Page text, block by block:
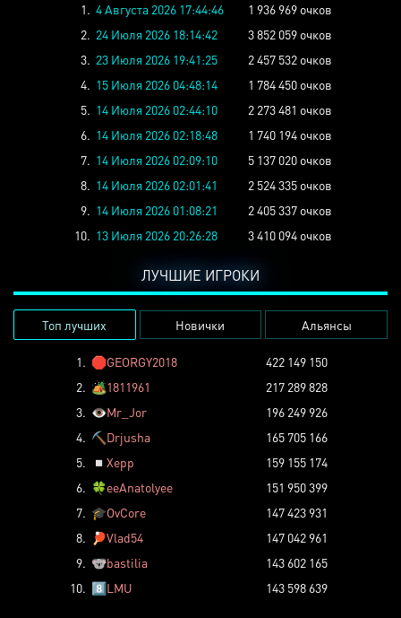
1. 4 Августа 2026 17:44:46
1 936 969 очков
2. 24 Июля 2026 18:14:42
3 852 059 очков
3. 23 Июля 2026 19:41:25
2 457 532 очков
4. 15 Июля 2026 04:48:14
1 784 450 очков
5. 14 Июля 2026 02:44:10
2 273 481 очков
6. 14 Июля 2026 02:18:48
1 740 194 очков
7. 14 Июля 2026 02:09:10
5 137 020 очков
8. 14 Июля 2026 02:01:41
2 524 335 очков
9. 14 Июля 2026 01:08:21
2 405 337 очков
10. 13 Июля 2026 20:26:28 3 410 094 очков
ЛУЧШИЕ ИГРОКИ
Топ лучших Новички Альянсы
1. 🛑GEORGY2018
422 149 150
2. 🏕️1811961
217 289 828
3. 👁️Mr_Jor
196 249 926
4. ⛏️ Drjusha
165 705 166
5.
◽ Xepp
159 155 174
6. 🍀eeAnatolyee
151 950 399
7. 🎓OvCore
147 423 931
8.
🏓Vlad54
147 042 961
9. 🐨bastilia
143 602 165
10. 8️⃣LMU 143 598 639